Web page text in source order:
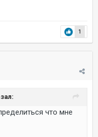
1
что мне